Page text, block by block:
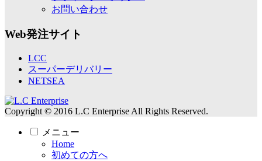
お問い合わせ
Web発注サイト
LCC
スーパーデリバリー
NETSEA
Copyright © 2016 L.C Enterprise All Rights Reserved.
メニュー
Home
初めての方へ